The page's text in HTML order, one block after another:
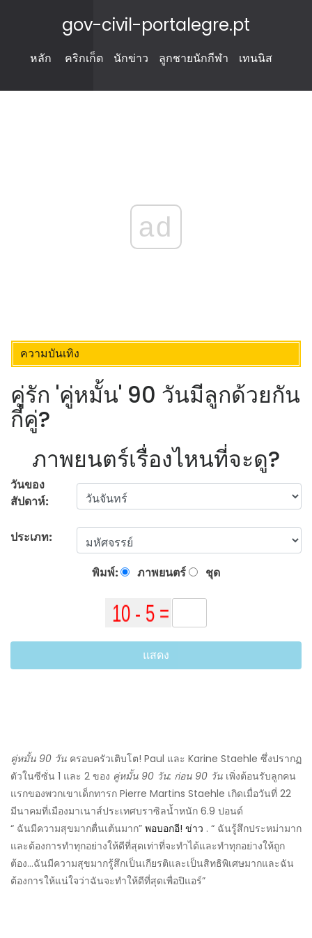
gov-civil-portalegre.pt
หลัก คริกเก็ต นักข่าว ลูกชายนักกีฬา เทนนิส
ad
ความบันเทิง
คู่รัก 'คู่หมั้น' 90 วันมีลูกด้วยกัน
กี่คู่?
ภาพยนตร์เรื่องไหนที่จะดู?
วันของ
สัปดาห์:
ประเภท:
พิมพ์: ภาพยนตร์ ชุด
แสดง
คู่หมั้น 90 วัน ครอบครัวเติบโต! Paul และ Karine Staehle ซึ่งปรากฏ
ตัวในซีซั่น 1 และ 2 ของ คู่หมั้น 90 วัน: ก่อน 90 วัน เพิ่งต้อนรับลูกคน
แรกของพวกเขาเด็กทารก Pierre Martins Staehle เกิดเมื่อวันที่ 22
มีนาคมที่เมืองมาเนาส์ประเทศบราซิลน้ำหนัก 6.9 ปอนด์
“ ฉันมีความสุขมากตื่นเต้นมาก” พอบอกอี! ข่าว . “ ฉันรู้สึกประหม่ามาก
และต้องการทำทุกอย่างให้ดีที่สุดเท่าที่จะทำได้และทำทุกอย่างให้ถูก
ต้อง…ฉันมีความสุขมากรู้สึกเป็นเกียรติและเป็นสิทธิพิเศษมากและฉัน
ต้องการให้แน่ใจว่าฉันจะทำให้ดีที่สุดเพื่อปิแอร์”